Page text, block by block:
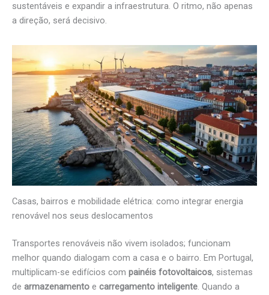
sustentáveis e expandir a infraestrutura. O ritmo, não apenas
a direção, será decisivo.
Casas, bairros e mobilidade elétrica: como integrar energia
renovável nos seus deslocamentos
Transportes renováveis não vivem isolados; funcionam
melhor quando dialogam com a casa e o bairro. Em Portugal,
multiplicam-se edifícios com painéis fotovoltaicos, sistemas
de armazenamento e carregamento inteligente. Quando a